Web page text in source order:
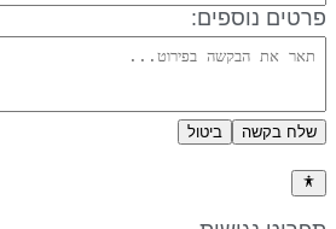
נוספים:
שלח בקשה ביטול